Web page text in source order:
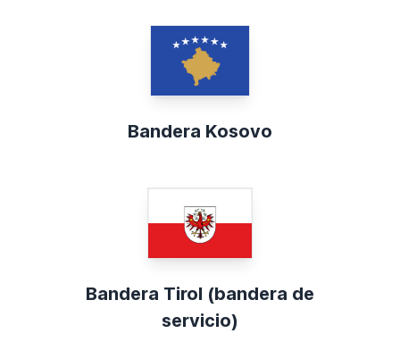
Bandera Kosovo
Bandera Tirol (bandera de
servicio)